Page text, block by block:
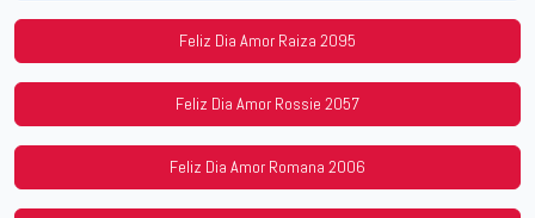
Feliz Dia Amor Raiza 2095
Feliz Dia Amor Rossie 2057
Feliz Dia Amor Romana 2006